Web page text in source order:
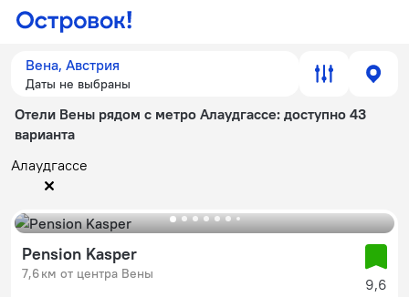
Вена, Австрия
Даты не выбраны
Отели Вены рядом с метро Алаудгассе: доступно 43
варианта
Алаудгассе
Pension Kasper
7,6 км от центра Вены
9,6